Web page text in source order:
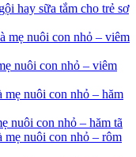
hay sữa tắm cho trẻ sơ
nuôi con nhỏ – viêm
nuôi con nhỏ – hăm tã